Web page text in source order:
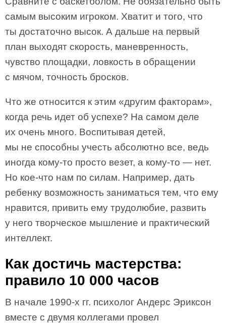
самым высоким игроком. Хватит и того, что
ты достаточно высок. А дальше на первый
план выходят скорость, маневренность,
чувство площадки, ловкость в обращении
с мячом, точность бросков.
Что же относится к этим «другим факторам»,
когда речь идет об успехе? На самом деле
их очень много. Воспитывая детей,
мы не способны учесть абсолютно все, ведь
иногда кому-то просто везет, а кому-то — нет.
Но кое-что нам по силам. Например, дать
ребенку возможность заниматься тем, что ему
нравится, привить ему трудолюбие, развить
у него творческое мышление и практический
интеллект.
Как достичь мастерства:
правило 10 000 часов
В начале 1990-х гг. психолог Андерс Эриксон
вместе с двумя коллегами провел